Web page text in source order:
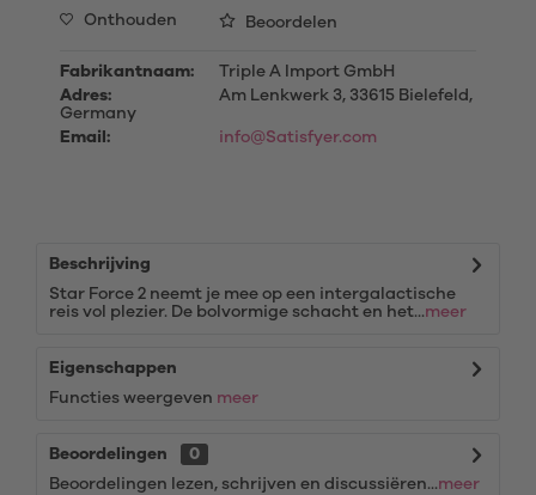
Onthouden Beoordelen
Fabrikantnaam:
Triple A Import GmbH
Adres:
Am Lenkwerk 3, 33615 Bielefeld,
Germany
Email:
info@Satisfyer.com
Beschrijving
Star Force 2 neemt je mee op een intergalactische
reis vol plezier. De bolvormige schacht en het...meer
Eigenschappen
Functies weergeven meer
Beoordelingen
0
Beoordelingen lezen, schrijven en discussiëren...meer